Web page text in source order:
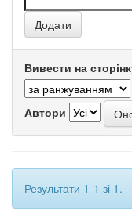
Вивести на
Автори
Результати 1-1 зі 1.